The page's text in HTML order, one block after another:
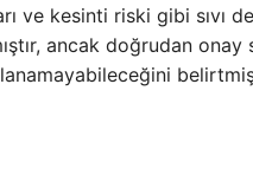
ve kesinti riski gibi sıvı
ancak doğrudan onay